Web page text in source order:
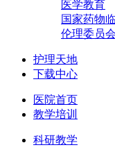
医学教育
国家药物
伦理委员会
护理天地
下载中心
医院首页
教学培训
科研教学